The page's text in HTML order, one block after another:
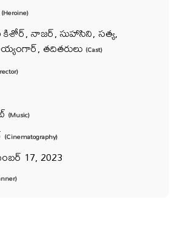
(Heroine)
కిశోర్, నాజర్, సుహాసిని, సత్య,
తదితరులు (Cast)
(Music)
(Cinematography)
17, 2023